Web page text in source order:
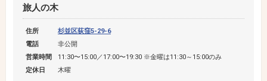
旅人の木
住所
杉並区荻窪5-29-6
電話
非公開
営業時間
11:30〜15:00／17:00〜19:30 ※金曜は11:30～15:00のみ
定休日
木曜